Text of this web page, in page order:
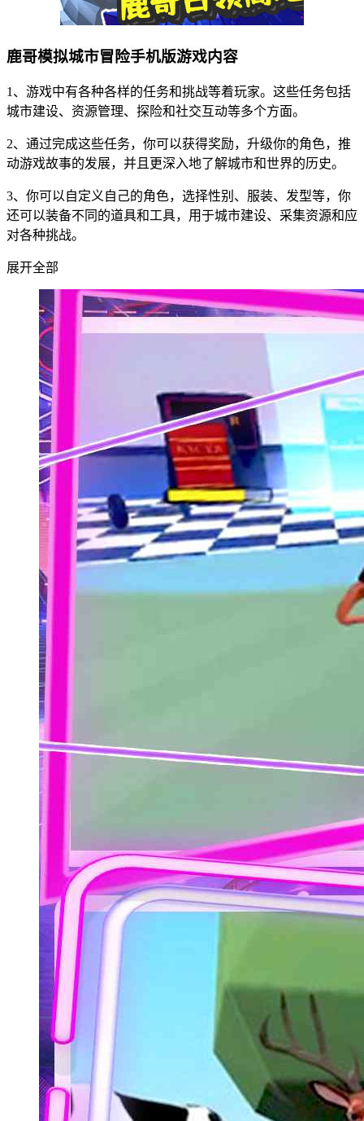
鹿哥模拟城市冒险手机版游戏内容
1、游戏中有各种各样的任务和挑战等着玩家。这些任务包括
城市建设、资源管理、探险和社交互动等多个方面。
2、通过完成这些任务，你可以获得奖励，升级你的角色，推
动游戏故事的发展，并且更深入地了解城市和世界的历史。
3、你可以自定义自己的角色，选择性别、服装、发型等，你
还可以装备不同的道具和工具，用于城市建设、采集资源和应
对各种挑战。
展开全部